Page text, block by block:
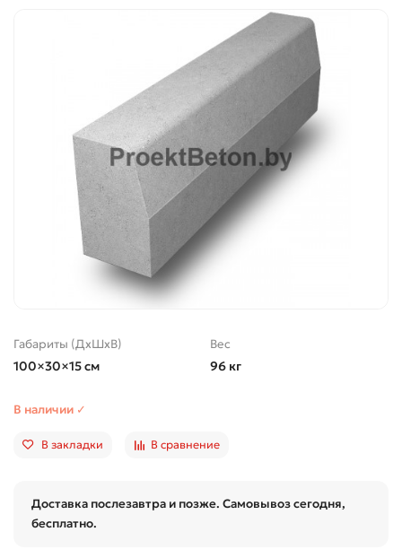
Габариты (ДхШхВ)
100×30×15 см
Вес
96 кг
В наличии ✓
В закладки В сравнение
Доставка послезавтра и позже. Самовывоз сегодня,
бесплатно.